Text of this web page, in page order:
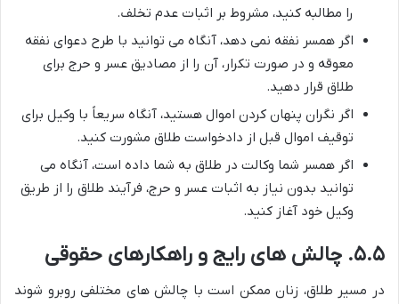
را مطالبه کنید، مشروط بر اثبات عدم تخلف.
اگر همسر نفقه نمی دهد، آنگاه می توانید با طرح دعوای نفقه
معوقه و در صورت تکرار، آن را از مصادیق عسر و حرج برای
طلاق قرار دهید.
اگر نگران پنهان کردن اموال هستید، آنگاه سریعاً با وکیل برای
توقیف اموال قبل از دادخواست طلاق مشورت کنید.
اگر همسر شما وکالت در طلاق به شما داده است، آنگاه می
توانید بدون نیاز به اثبات عسر و حرج، فرآیند طلاق را از طریق
وکیل خود آغاز کنید.
۵.۵. چالش های رایج و راهکارهای حقوقی
در مسیر طلاق، زنان ممکن است با چالش های مختلفی روبرو شوند